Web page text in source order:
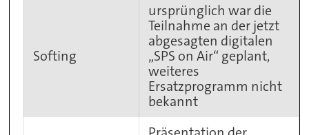
Softing
ursprünglich war die
Teilnahme an der jetzt
abgesagten digitalen
„SPS on Air“ geplant,
weiteres
Ersatzprogramm nicht
bekannt